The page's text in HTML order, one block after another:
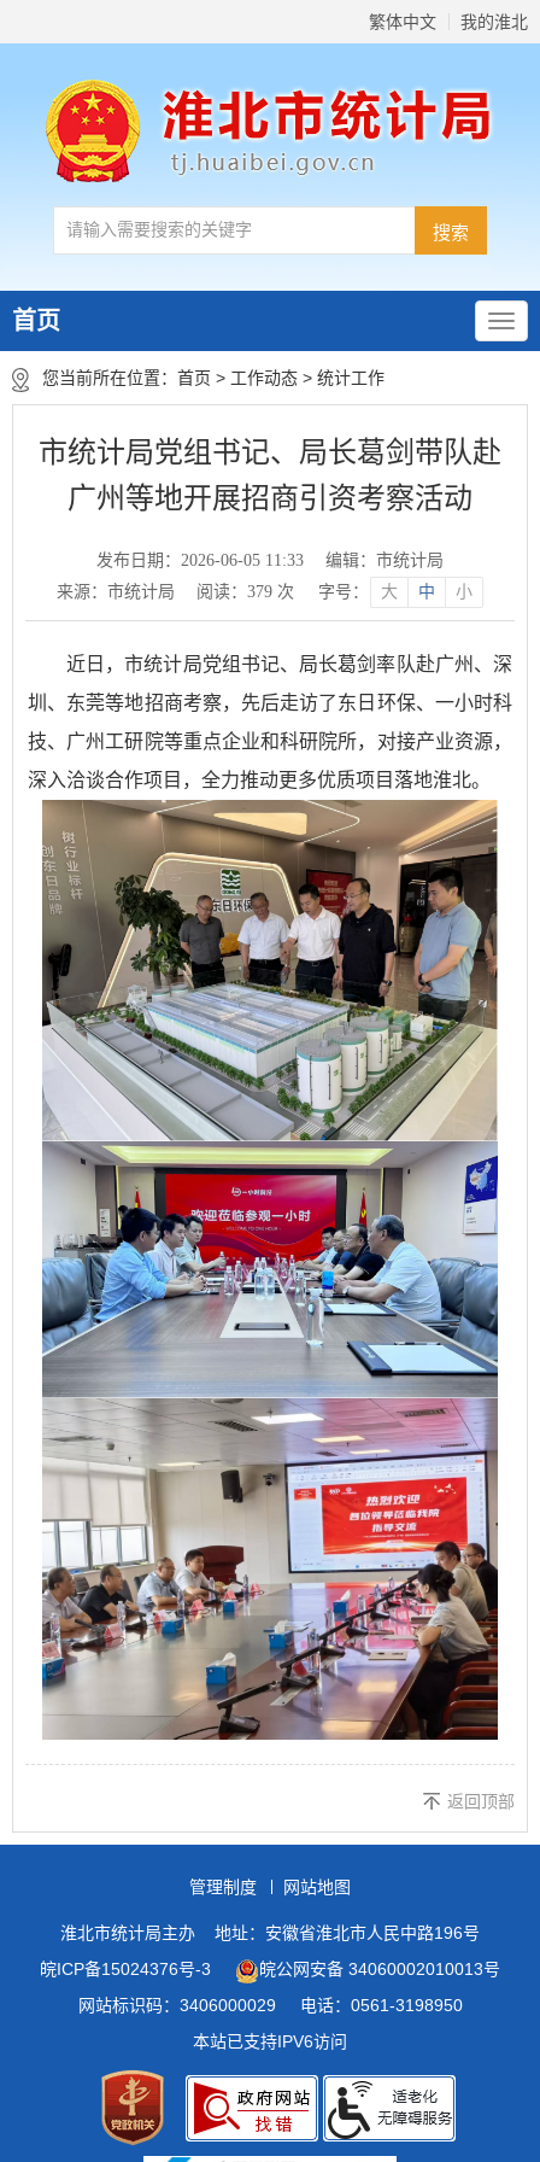
繁体中文 我的淮北
首页
您当前所在位置： 首页 > 工作动态 > 统计工作
市统计局党组书记、局长葛剑带队赴
广州等地开展招商引资考察活动
发布日期：2026-06-05 11:33
编辑：市统计局
来源：市统计局
阅读： 379 次 字号： 大 中 小
近日，市统计局党组书记、局长葛剑率队赴广州、深
圳、东莞等地招商考察，先后走访了东日环保、一小时科
技、广州工研院等重点企业和科研院所，对接产业资源，
深入洽谈合作项目，全力推动更多优质项目落地淮北。
返回顶部
管理制度 网站地图
淮北市统计局主办
地址：安徽省淮北市人民中路196号
皖ICP备15024376号-3
皖公网安备 34060002010013号
网站标识码：3406000029
电话：0561-3198950
本站已支持IPV6访问